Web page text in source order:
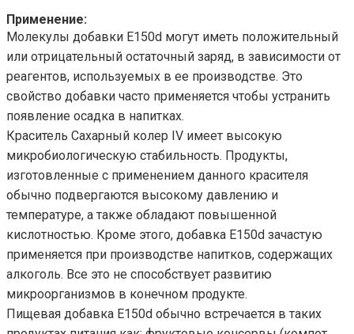
Применение:
Молекулы добавки Е150d могут иметь положительный
или отрицательный остаточный заряд, в зависимости от
реагентов, используемых в ее производстве. Это
свойство добавки часто применяется чтобы устранить
появление осадка в напитках.
Краситель Сахарный колер IV имеет высокую
микробиологическую стабильность. Продукты,
изготовленные с применением данного красителя
обычно подвергаются высокому давлению и
температуре, а также обладают повышенной
кислотностью. Кроме этого, добавка Е150d зачастую
применяется при производстве напитков, содержащих
алкоголь. Все это не способствует развитию
микроорганизмов в конечном продукте.
Пищевая добавка E150d обычно встречается в таких